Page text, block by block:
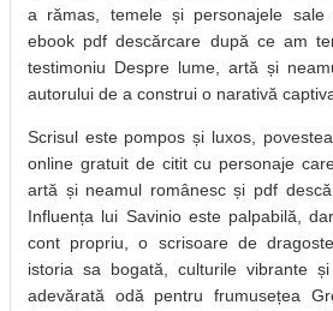
a rămas, temele și personajele sale
ebook pdf descărcare după ce am
testimoniu Despre lume, artă și
autorului de a construi o narativă
Scrisul este pompos și luxos,
online gratuit de citit cu personaje
artă și neamul românesc și pdf
Influența lui Savinio este palpabilă,
cont propriu, o scrisoare de
istoria sa bogată, culturile vibrante
adevărată odă pentru frumusețea